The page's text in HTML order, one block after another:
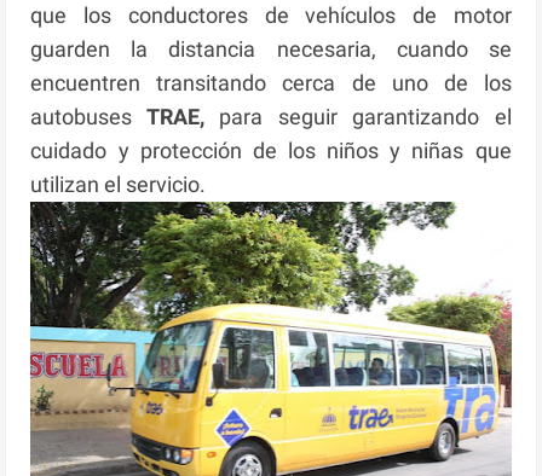
que los conductores de vehículos de motor
guarden la distancia necesaria, cuando se
encuentren transitando cerca de uno de los
autobuses TRAE,para seguir garantizando el
cuidado y protección de los niños y niñas que
utilizan el servicio.